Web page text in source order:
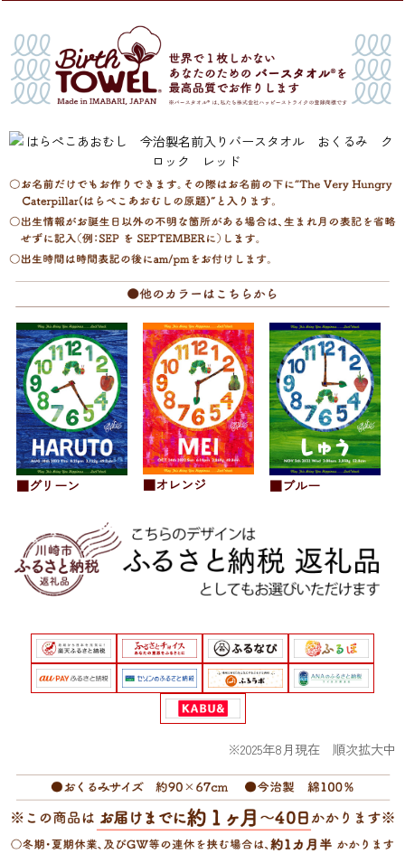
■グリーン ■オレンジ ■ブルー
※2025年8月現在 順次拡大中